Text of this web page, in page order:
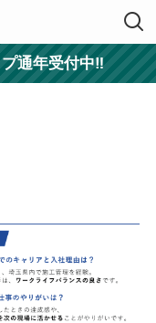
通年受付中‼